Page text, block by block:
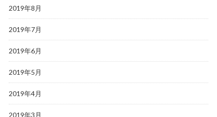
2019年8月
2019年7月
2019年6月
2019年5月
2019年4月
2019年3月